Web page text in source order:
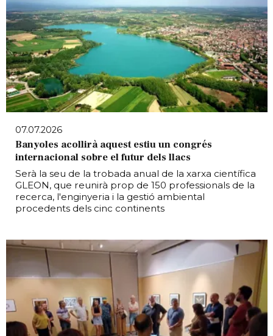
07.07.2026
Banyoles acollirà aquest estiu un congrés
internacional sobre el futur dels llacs
Serà la seu de la trobada anual de la xarxa científica
GLEON, que reunirà prop de 150 professionals de la
recerca, l'enginyeria i la gestió ambiental
procedents dels cinc continents